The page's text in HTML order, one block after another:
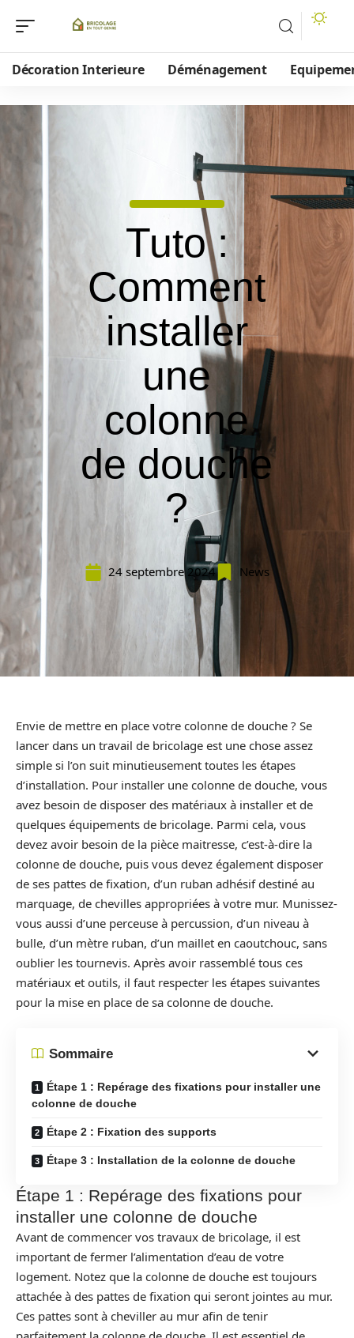
Décoration Interieure Déménagement
Tuto :
Comment
installer
une
colonne
de douche
?
24 septembre 2024 News
Envie de mettre en place votre colonne de douche ? Se
lancer dans un travail de bricolage est une chose assez
simple si l’on suit minutieusement toutes les étapes
d’installation. Pour installer une colonne de douche, vous
avez besoin de disposer des matériaux à installer et de
quelques équipements de bricolage. Parmi cela, vous
devez avoir besoin de la pièce maitresse, c’est-à-dire la
colonne de douche, puis vous devez également disposer
de ses pattes de fixation, d’un ruban adhésif destiné au
marquage, de chevilles appropriées à votre mur. Munissez-
vous aussi d’une perceuse à percussion, d’un niveau à
bulle, d’un mètre ruban, d’un maillet en caoutchouc, sans
oublier les tournevis. Après avoir rassemblé tous ces
matériaux et outils, il faut respecter les étapes suivantes
pour la mise en place de sa colonne de douche.
Sommaire
Étape 1 : Repérage des fixations pour installer une
colonne de douche
Étape 2 : Fixation des supports
Étape 3 : Installation de la colonne de douche
Étape 1 : Repérage des fixations pour
installer une colonne de douche
Avant de commencer vos travaux de bricolage, il est
important de fermer l’alimentation d’eau de votre
logement. Notez que la colonne de douche est toujours
attachée à des pattes de fixation qui seront jointes au mur.
Ces pattes sont à cheviller au mur afin de tenir